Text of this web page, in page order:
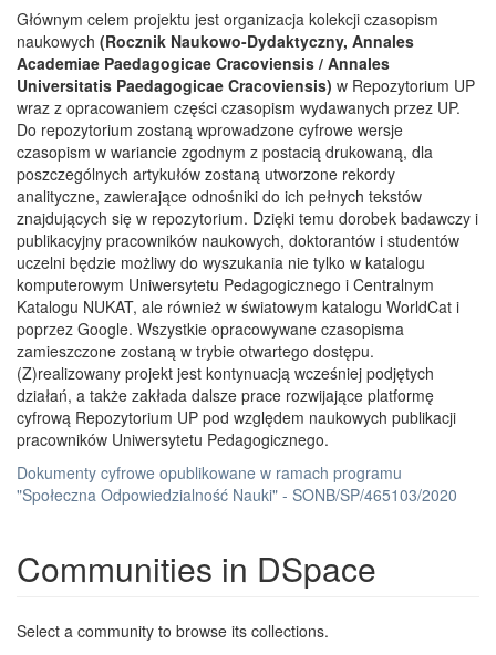
Głównym celem projektu jest organizacja kolekcji czasopism
naukowych (Rocznik Naukowo-Dydaktyczny, Annales
Academiae Paedagogicae Cracoviensis / Annales
Universitatis Paedagogicae Cracoviensis) w Repozytorium UP
wraz z opracowaniem części czasopism wydawanych przez UP.
Do repozytorium zostaną wprowadzone cyfrowe wersje
czasopism w wariancie zgodnym z postacią drukowaną, dla
poszczególnych artykułów zostaną utworzone rekordy
analityczne, zawierające odnośniki do ich pełnych tekstów
znajdujących się w repozytorium. Dzięki temu dorobek badawczy i
publikacyjny pracowników naukowych, doktorantów i studentów
uczelni będzie możliwy do wyszukania nie tylko w katalogu
komputerowym Uniwersytetu Pedagogicznego i Centralnym
Katalogu NUKAT, ale również w światowym katalogu WorldCat i
poprzez Google. Wszystkie opracowywane czasopisma
zamieszczone zostaną w trybie otwartego dostępu.
(Z)realizowany projekt jest kontynuacją wcześniej podjętych
działań, a także zakłada dalsze prace rozwijające platformę
cyfrową Repozytorium UP pod względem naukowych publikacji
pracowników Uniwersytetu Pedagogicznego.
Dokumenty cyfrowe opublikowane w ramach programu
"Społeczna Odpowiedzialność Nauki" - SONB/SP/465103/2020
Communities in DSpace
Select a community to browse its collections.